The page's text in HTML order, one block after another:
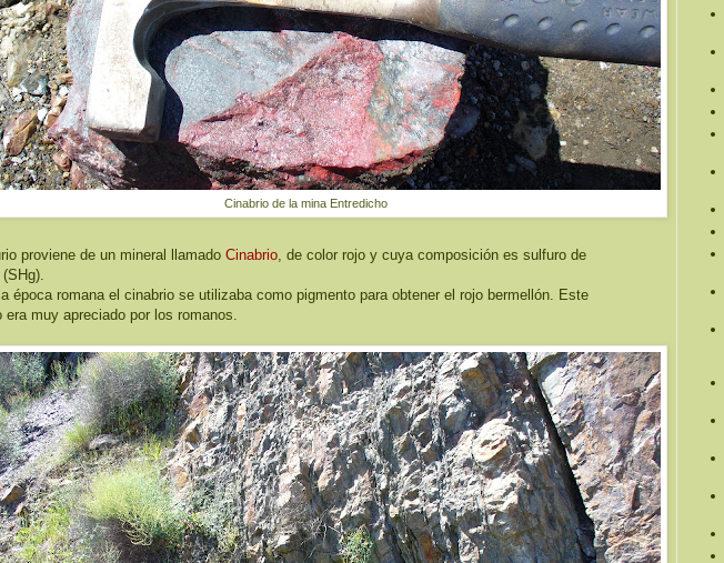
Cinabrio de la mina Entredicho
proviene de un mineral llamado Cinabrio , de color rojo y cuya composición es sulfuro de
época romana el cinabrio se utilizaba como pigmento para obtener el rojo bermellón. Este
era muy apreciado por los romanos.